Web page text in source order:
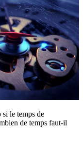
si le temps de
de temps faut-il